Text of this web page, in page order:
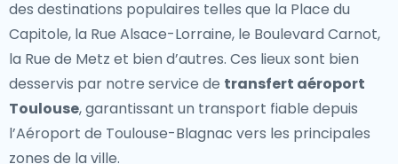
des destinations populaires telles que la Place du
Capitole, la Rue Alsace-Lorraine, le Boulevard Carnot,
la Rue de Metz et bien d’autres. Ces lieux sont bien
desservis par notre service de transfert aéroport
Toulouse, garantissant un transport fiable depuis
l’Aéroport de Toulouse-Blagnac vers les principales
zones de la ville.